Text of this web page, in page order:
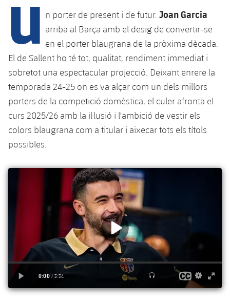
plusicon
més
Instal·lacions
Spotify Camp Nou
Palau Blaugrana
Estadi Johan Cruyff
Barça Cafe
Ciutat Esportiva
Serveis
Serveis Mèdics
Accessibilitat
plusicon
Acreditacions
Instal·lacions
SUB13
SUB12
SUB11 A
SUB11 B
SUB10 B
SUB9 B
SUB8 B
SUB13 B
SUB12 C
SUB11 C
Entrades
Gameday Shows
Resultats
Classificacions
Jugadors
Palmarès
Barça Atlètic
Junior
Cadet A
Cadet B
Infantil A
PLUSICON
MÉS
Primer Equip
plusicon
més
Actualitat
Calendari
Entrades
Classificació
Fotos
Història
Palmarès
Barça Atlètic
plusicon
més
Actualitat
Resultats
Classificació
Fotos
Base
plusicon
més
Actualitat
Juvenil
Infantil A
Infantil B
Primer equip
Actualitat
Calendari
Entrades
Resultats
Barça Atlètic
plusicon
més
Actualitat
Calendari
Resultats
plusicon
Actualitat
Campus Verano
PLUSICON
MÉS
U n porter de present i de futur. Joan Garcia
arriba al Barça amb el desig de convertir-se
en el porter blaugrana de la pròxima dècada.
El de Sallent ho té tot, qualitat, rendiment immediat i
sobretot una espectacular projecció. Deixant enrere la
temporada 24-25 on es va alçar com un dels millors
porters de la competició domèstica, el culer afronta el
curs 2025/26 amb la il·lusió i l'ambició de vestir els
colors blaugrana com a titular i aixecar tots els títols
possibles.